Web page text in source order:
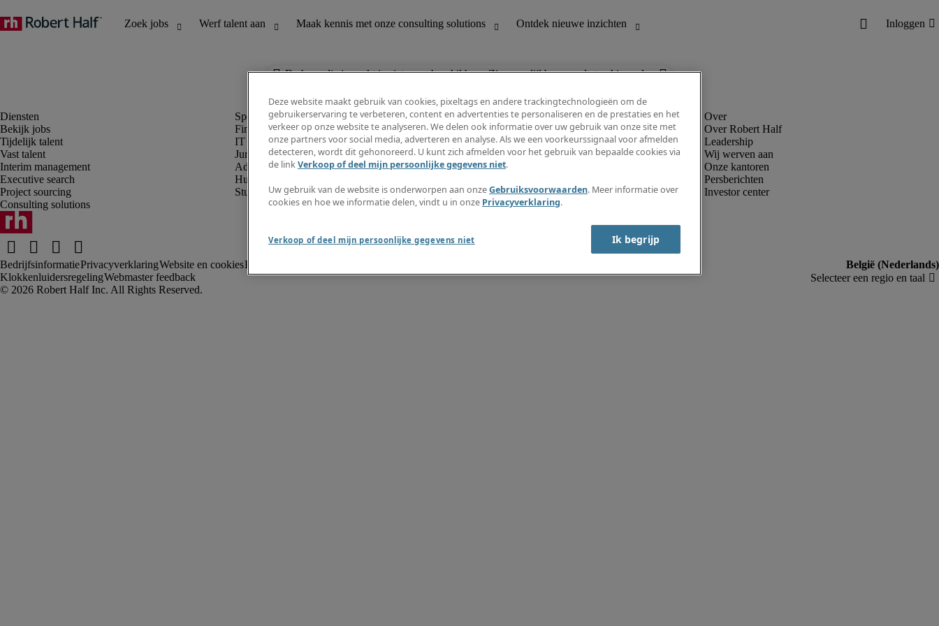
De baan die je zoekt is niet meer beschikbaar. Zie vergelijkbare resultaten hieronder.
Bekijk jobs
Tijdelijk talent
Vast talent
Interim management
Executive search
Project sourcing
Consulting solutions
Finance en boekhouding
IT en digital
Juridisch
Administratie en office support
Human resources
Student
Ontdek nieuwe inzichten
Jobomschrijvingen
Salarisgids
Timesheets
Maak een jobalert aan
Informatiecentrum
Over Robert Half
Leadership
Wij werven aan
Onze kantoren
Persberichten
Investor center
BedrijfsinformatiePrivacyverklaringWebsite en cookiesRekruteringsvoorwaarden
KlokkenluidersregelingWebmaster feedback
Deze website maakt gebruik van cookies, pixeltags en andere trackingtechnologieën om de
gebruikerservaring te verbeteren, content en advertenties te personaliseren en de prestaties en het
verkeer op onze website te analyseren. We delen ook informatie over uw gebruik van onze site met
onze partners voor social media, adverteren en analyse. Als we een voorkeurssignaal voor afmelden
detecteren, wordt dit gehonoreerd. U kunt zich afmelden voor het gebruik van bepaalde cookies via
de linkVerkoop of deel mijn persoonlijke gegevens niet.
Uw gebruik van de website is onderworpen aan onzeGebruiksvoorwaarden. Meer informatie over
cookies en hoe we informatie delen, vindt u in onze Privacyverklaring.
Verkoop of deel mijn persoonlijke gegevens niet Ik begrijp